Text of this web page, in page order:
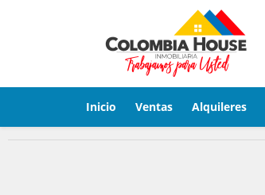
Inicio Ventas Alquileres